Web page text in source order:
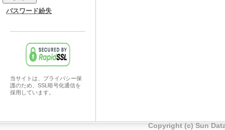
パスワード紛失
当サイトは、プライバシー保
護のため、SSL暗号化通信を
採用しています。
Copyright (c) Sun